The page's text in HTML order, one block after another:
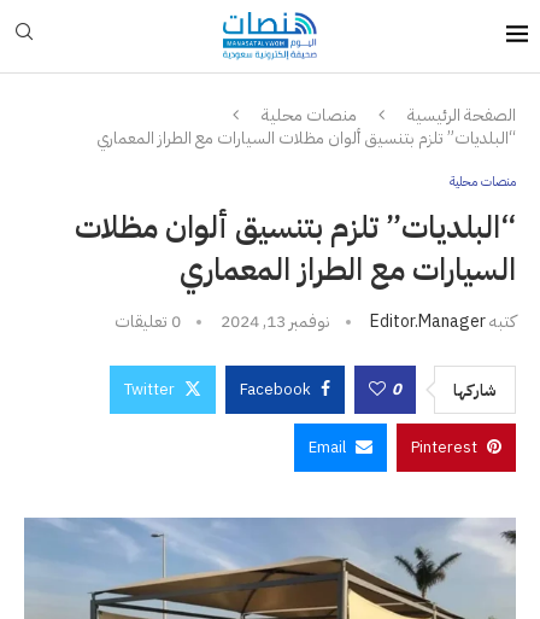
الصفحة الرئيسية
منصات محلية
“البلديات” تلزم بتنسيق ألوان مظلات السيارات مع الطراز المعماري
منصات محلية
“البلديات” تلزم بتنسيق ألوان مظلات
السيارات مع الطراز المعماري
كتبهEditor.manager نوفمبر 13, 2024 0 تعليقات
شاركها 0
Facebook
Twitter
Pinterest
Email